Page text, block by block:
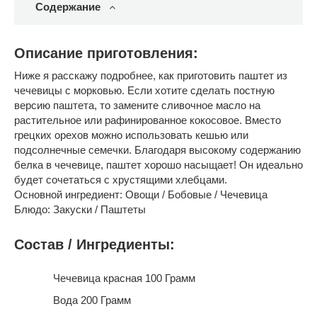
Содержание
Описание приготовления:
Ниже я расскажу подробнее, как приготовить паштет из
чечевицы с морковью. Если хотите сделать постную
версию паштета, то замените сливочное масло на
растительное или рафинированное кокосовое. Вместо
грецких орехов можно использовать кешью или
подсолнечные семечки. Благодаря высокому содержанию
белка в чечевице, паштет хорошо насыщает! Он идеально
будет сочетаться с хрустящими хлебцами.
Основной ингредиент: Овощи / Бобовые / Чечевица
Блюдо: Закуски / Паштеты
Состав / Ингредиенты:
Чечевица красная 100 Грамм
Вода 200 Грамм